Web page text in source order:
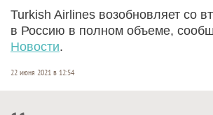
Turkish Airlines возобновляет со
в Россию в полном объеме,
Новости.
22 июня 2021 в 12:54